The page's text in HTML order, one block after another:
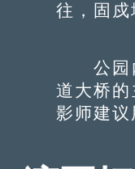
往，固戍
公园内
道大桥
影师建